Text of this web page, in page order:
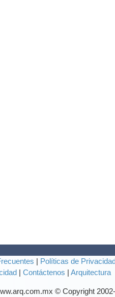
Políticas de Privacidad
Contáctenos Arquitectura
© Copyright 2002-